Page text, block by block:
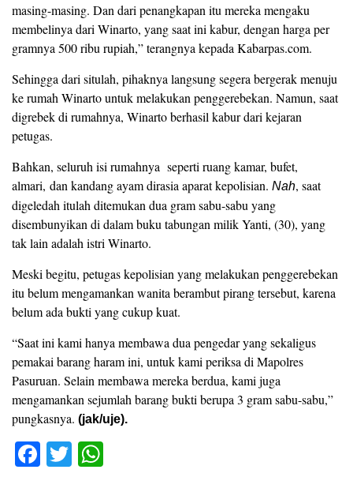
masing-masing. Dan dari penangkapan itu mereka mengaku
membelinya dari Winarto, yang saat ini kabur, dengan harga per
gramnya 500 ribu rupiah,” terangnya kepada Kabarpas.com.
Sehingga dari situlah, pihaknya langsung segera bergerak menuju
ke rumah Winarto untuk melakukan penggerebekan. Namun, saat
digrebek di rumahnya, Winarto berhasil kabur dari kejaran
petugas.
Bahkan, seluruh isi rumahnya seperti ruang kamar, bufet,
almari, dan kandang ayam dirasia aparat kepolisian. Nah, saat
digeledah itulah ditemukan dua gram sabu-sabu yang
disembunyikan di dalam buku tabungan milik Yanti, (30), yang
tak lain adalah istri Winarto.
Meski begitu, petugas kepolisian yang melakukan penggerebekan
itu belum mengamankan wanita berambut pirang tersebut, karena
belum ada bukti yang cukup kuat.
“Saat ini kami hanya membawa dua pengedar yang sekaligus
pemakai barang haram ini, untuk kami periksa di Mapolres
Pasuruan. Selain membawa mereka berdua, kami juga
mengamankan sejumlah barang bukti berupa 3 gram sabu-sabu,”
pungkasnya. (jak/uje).
F
T